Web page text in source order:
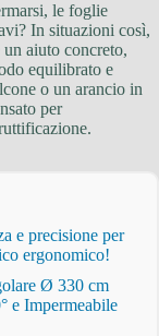
le foglie
In situazioni così,
aiuto concreto,
equilibrato e
o un arancio in
per
e precisione per
ergonomico!
Ø 330 cm
e Impermeabile